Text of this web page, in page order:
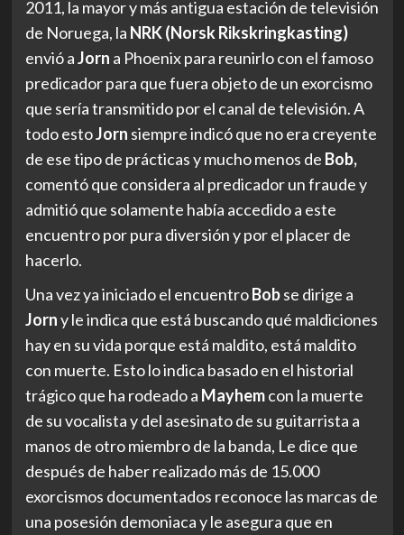
2011, la mayor y más antigua estación de televisión
de Noruega, la NRK (Norsk Rikskringkasting)
envió aJorn a Phoenix para reunirlo con el famoso
predicador para que fuera objeto de un exorcismo
que sería transmitido por el canal de televisión. A
todo estoJorn siempre indicó que no era creyente
de ese tipo de prácticas y mucho menos de Bob,
comentó que considera al predicador un fraude y
admitió que solamente había accedido a este
encuentro por pura diversión y por el placer de
hacerlo.
Una vez ya iniciado el encuentroBobse dirige a
Jorny le indica que está buscando qué maldiciones
hay en su vida porque está maldito, está maldito
con muerte. Esto lo indica basado en el historial
trágico que ha rodeado a Mayhemcon la muerte
de su vocalista y del asesinato de su guitarrista a
manos de otro miembro de la banda, Le dice que
después de haber realizado más de 15.000
exorcismos documentados reconoce las marcas de
una posesión demoniaca y le asegura que en